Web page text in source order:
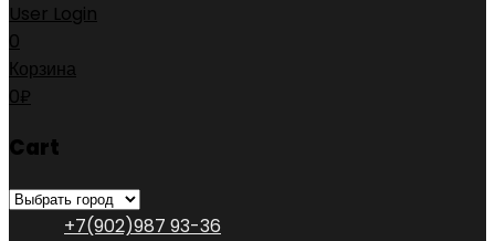
User Login
0
Корзина
0₽
Cart
+7(902)987 93-36